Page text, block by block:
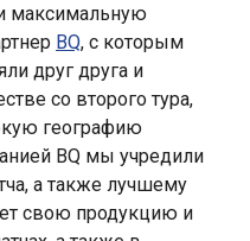
максимальную
BQ, с которым
друг друга и
со второго тура,
географию
BQ мы учредили
а также лучшему
свою продукцию и